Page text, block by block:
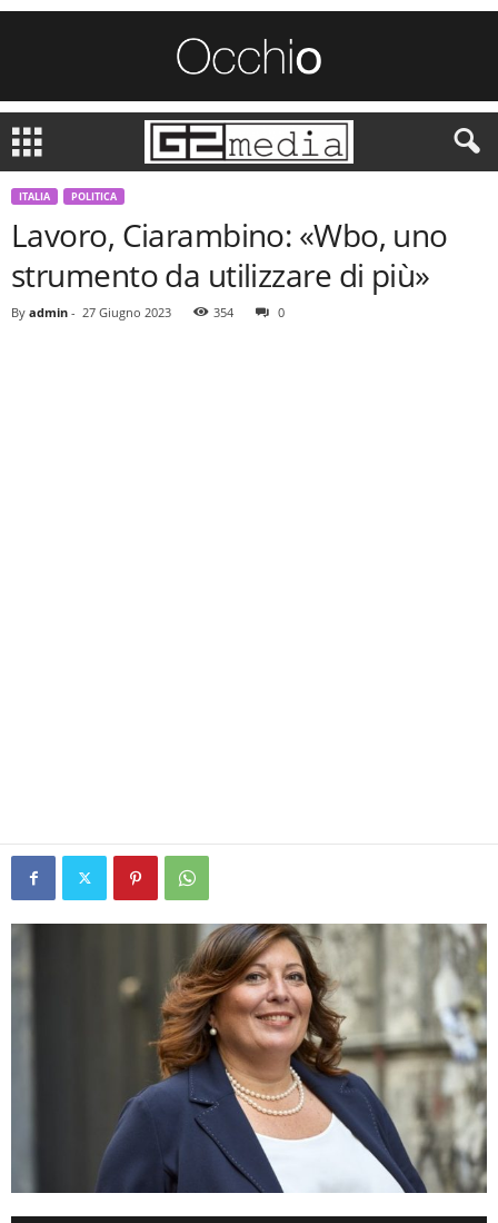
ITALIA POLITICA
Lavoro, Ciarambino: «Wbo, uno
strumento da utilizzare di più»
By admin - 27 Giugno 2023 354 0